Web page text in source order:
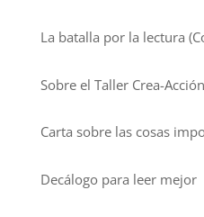
La batalla por la lectura
Sobre el Taller Crea-
Carta sobre las cosas
Decálogo para leer mejor